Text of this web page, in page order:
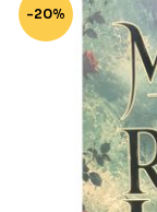
-20%